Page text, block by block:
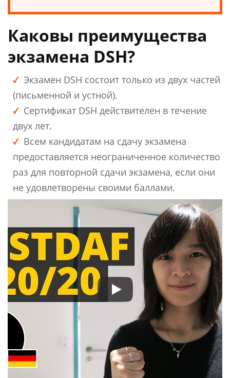
Каковы преимущества
экзамена DSH?
Экзамен DSH состоит только из двух частей
(письменной и устной).
Сертификат DSH действителен в течение
двух лет.
Всем кандидатам на сдачу экзамена
предоставляется неограниченное количество
раз для повторной сдачи экзамена, если они
не удовлетворены своими баллами.